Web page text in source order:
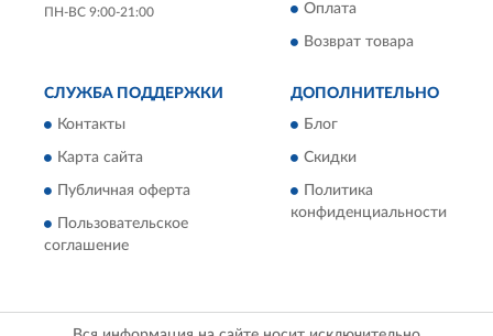
ПН-ВС 9:00-21:00 Оплата
Возврат товара
СЛУЖБА ПОДДЕРЖКИ
Контакты
Карта сайта
Публичная оферта
Пользовательское
соглашение
ДОПОЛНИТЕЛЬНО
Блог
Скидки
Политика
конфиденциальности